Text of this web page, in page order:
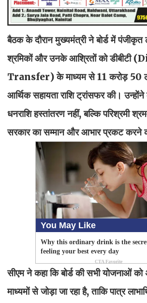
बैठक के दौरान मुख्यमंत्री ने बोर्ड में
श्रमिकों और उनके आश्रितों को
Transfer) के माध्यम से 11 करोड़ 50
आर्थिक सहायता राशि ट्रांसफर की।
धनराशि हस्तांतरण नहीं, बल्कि परिश्रमी
सरकार का सम्मान और आभार प्रकट करने
सीएम ने कहा कि बोर्ड की सभी योजनाओं
माध्यमों से जोड़ा जा रहा है, ताकि पात्र